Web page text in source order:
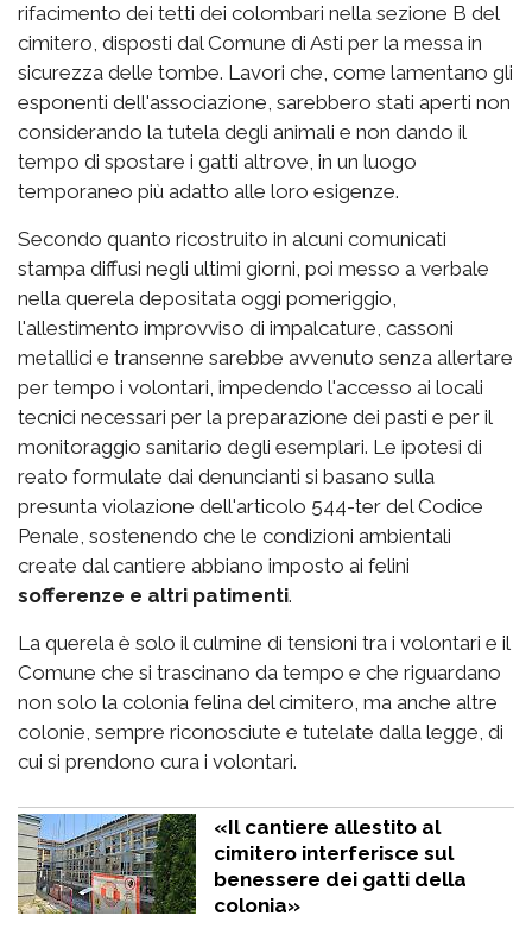
rifacimento dei tetti dei colombari nella sezione B del
cimitero, disposti dal Comune di Asti per la messa in
sicurezza delle tombe. Lavori che, come lamentano gli
esponenti dell'associazione, sarebbero stati aperti non
considerando la tutela degli animali e non dando il
tempo di spostare i gatti altrove, in un luogo
temporaneo più adatto alle loro esigenze.
Secondo quanto ricostruito in alcuni comunicati
stampa diffusi negli ultimi giorni, poi messo a verbale
nella querela depositata oggi pomeriggio,
l'allestimento improvviso di impalcature, cassoni
metallici e transenne sarebbe avvenuto senza allertare
per tempo i volontari, impedendo l'accesso ai locali
tecnici necessari per la preparazione dei pasti e per il
monitoraggio sanitario degli esemplari. Le ipotesi di
reato formulate dai denuncianti si basano sulla
presunta violazione dell'articolo 544-ter del Codice
Penale, sostenendo che le condizioni ambientali
create dal cantiere abbiano imposto ai felini
sofferenze e altri patimenti.
La querela è solo il culmine di tensioni tra i volontari e il
Comune che si trascinano da tempo e che riguardano
non solo la colonia felina del cimitero, ma anche altre
colonie, sempre riconosciute e tutelate dalla legge, di
cui si prendono cura i volontari.
«Il cantiere allestito al
cimitero interferisce sul
benessere dei gatti della
colonia»